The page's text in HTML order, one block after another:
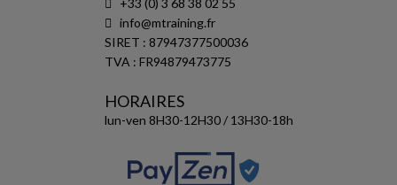
+33 (0) 3 68 38 02 55
info@mtraining.fr
SIRET : 87947377500036
TVA : FR94879473775
HORAIRES
lun-ven 8H30-12H30 / 13H30-18h